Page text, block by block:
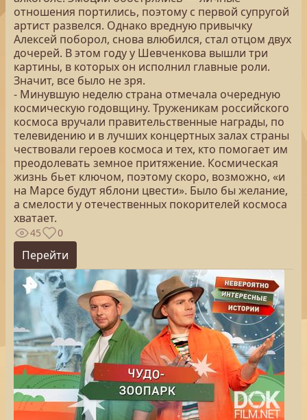
отношения портились, поэтому с первой супругой
артист развелся. Однако вредную привычку
Алексей поборол, снова влюбился, стал отцом двух
дочерей. В этом году у Шевченкова вышли три
картины, в которых он исполнил главные роли.
Значит, все было не зря.
- Минувшую неделю страна отмечала очередную
космическую годовщину. Труженикам российского
космоса вручали правительственные награды, по
телевидению и в лучших концертных залах страны
чествовали героев космоса и тех, кто помогает им
преодолевать земное притяжение. Космическая
жизнь бьет ключом, поэтому скоро, возможно, «и
на Марсе будут яблони цвести». Было бы желание,
а смелости у отечественных покорителей космоса
хватает.
45 0
Перейти